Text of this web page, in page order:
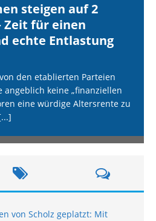
steigen auf 2
Zeit für einen
echte Entlastung
den etablierten Parteien
angeblich keine „finanziellen
eine würdige Altersrente zu
von Scholz geplatzt: Mit